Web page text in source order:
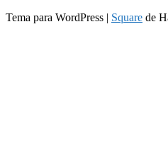
Tema para WordPress | Square de